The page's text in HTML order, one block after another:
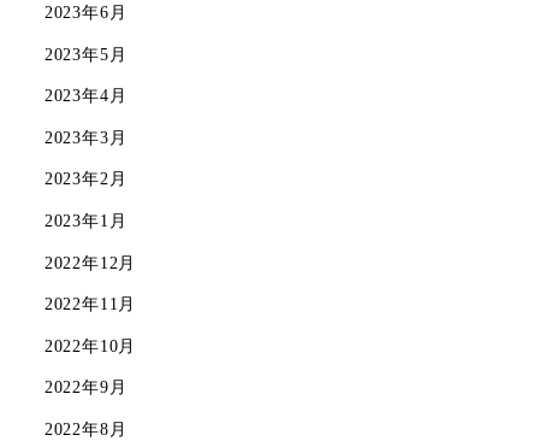
2023年6月
2023年5月
2023年4月
2023年3月
2023年2月
2023年1月
2022年12月
2022年11月
2022年10月
2022年9月
2022年8月